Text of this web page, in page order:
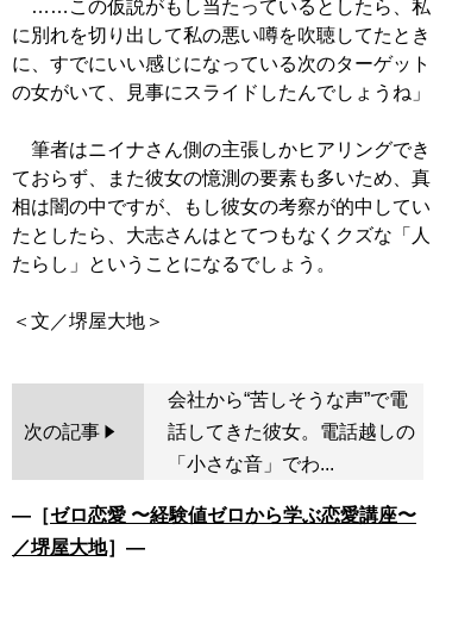
……この仮説がもし当たっているとしたら、私
に別れを切り出して私の悪い噂を吹聴してたとき
に、すでにいい感じになっている次のターゲット
の女がいて、見事にスライドしたんでしょうね」
筆者はニイナさん側の主張しかヒアリングでき
ておらず、また彼女の憶測の要素も多いため、真
相は闇の中ですが、もし彼女の考察が的中してい
たとしたら、大志さんはとてつもなくクズな「人
たらし」ということになるでしょう。
次の記事
会社から“苦しそうな声”で電
話してきた彼女。電話越しの
「小さな音」でわ...
―［ゼロ恋愛 〜経験値ゼロから学ぶ恋愛講座〜
／堺屋大地］―